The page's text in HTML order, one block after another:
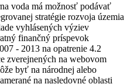
voda má možnosť podávať
stratégie rozvoja územia
vyhlásených výziev
finančný príspevok
- 2013 na opatrenie 4.2
zverejnených na webovom
byť na národnej alebo
na nasledovné oblasti